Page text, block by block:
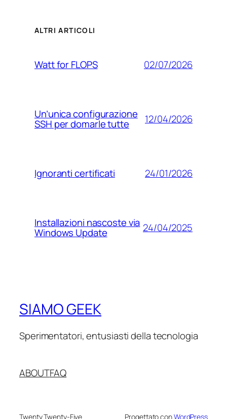
ALTRI ARTICOLI
Watt for FLOPS 02/07/2026
Un’unica configurazione
SSH per domarle tutte 12/04/2026
Ignoranti certificati 24/01/2026
Installazioni nascoste via
Windows Update 24/04/2025
SIAMO GEEK
Sperimentatori, entusiasti della tecnologia
ABOUTFAQ
Twenty Twenty-Five Progettato conWordPress